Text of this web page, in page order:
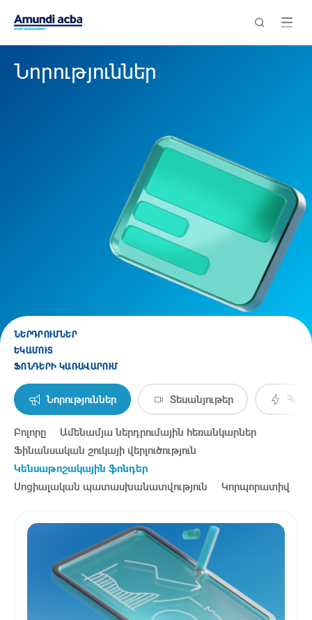
Նորություններ
ՆԵՐԴՐՈՒՄՆԵՐ
ԵԿԱՄՈՒՏ
ՖՈՆԴԵՐԻ ԿԱՌԱՎԱՐՈՒՄ
Նորություններ Տեսանյութեր
Բոլորը
Ամենամյա ներդրումային հեռանկարներ
Ֆինանսական շուկայի վերլուծություն
Կենսաթոշակային ֆոնդեր
Սոցիալական պատասխանատվություն
Կորպորատիվ